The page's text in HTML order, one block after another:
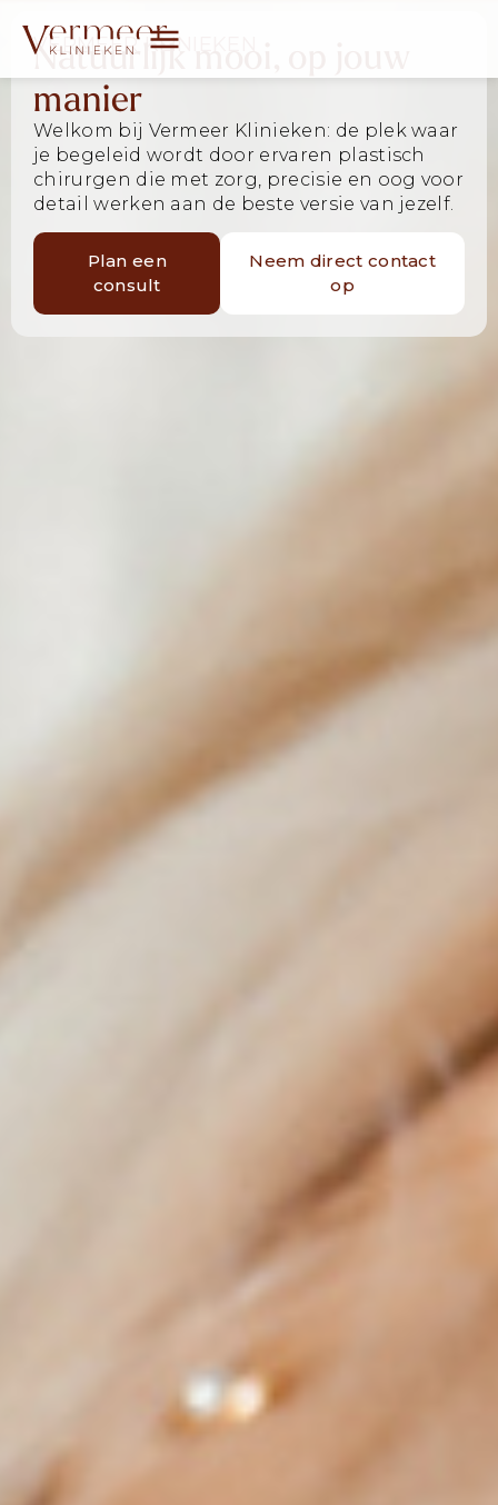
VERMEER KLINIEKEN
Natuurlijk mooi, op jouw
manier
Welkom bij Vermeer Klinieken: de plek waar
je begeleid wordt door ervaren plastisch
chirurgen die met zorg, precisie en oog voor
detail werken aan de beste versie van jezelf.
Plan een
consult
Neem direct contact
op